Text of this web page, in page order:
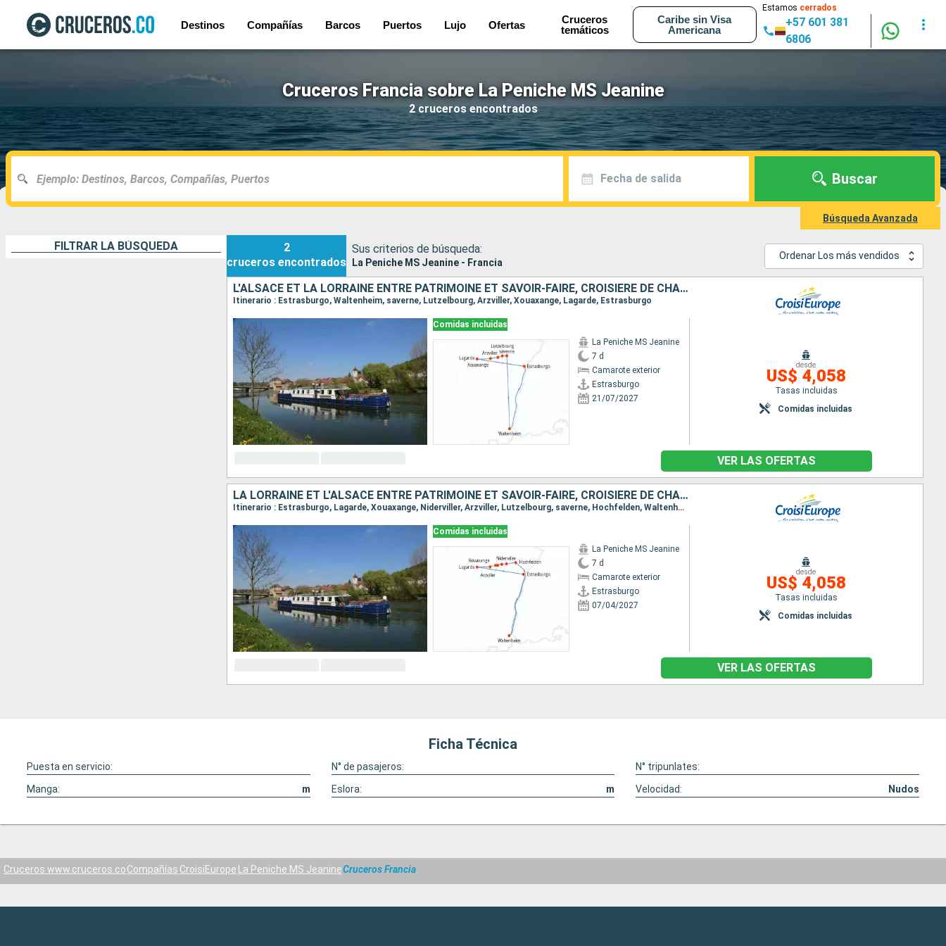
Destinos Compañías Barcos Puertos Lujo Ofertas
Cruceros
temáticos
Caribe sin Visa
Americana
Estamos cerrados
+57 601 381
6806
Cruceros Francia sobre La Peniche MS Jeanine
2 cruceros encontrados
Fecha de salida Buscar
Búsqueda Avanzada
FILTRAR LA BÚSQUEDA
2
cruceros encontrados
Sus criterios de búsqueda:
La Peniche MS Jeanine - Francia
Ordenar Los más vendidos
L'ALSACE ET LA LORRAINE ENTRE PATRIMOINE ET SAVOIR-FAIRE, CROISIÈRE DE CHARME SUR LE CANAL DE LA MARNE AU RHIN (FORMULE PORT-PORT)
Itinerario : Estrasburgo, Waltenheim, saverne, Lutzelbourg, Arzviller, Xouaxange, Lagarde, Estrasburgo
Comidas incluidas
La Peniche MS Jeanine
7 d
Camarote exterior
Estrasburgo
21/07/2027
desde
US$ 4,058
Tasas incluidas
Comidas incluidas
VER LAS OFERTAS
LA LORRAINE ET L'ALSACE ENTRE PATRIMOINE ET SAVOIR-FAIRE, CROISIÈRE DE CHARME SUR LE CANAL DE LA MARNE AU RHIN (FORMULE PORT-PORT)
Itinerario : Estrasburgo, Lagarde, Xouaxange, Niderviller, Arzviller, Lutzelbourg, saverne, Hochfelden, Waltenheim, Estrasburgo
Comidas incluidas
La Peniche MS Jeanine
7 d
Camarote exterior
Estrasburgo
07/04/2027
desde
US$ 4,058
Tasas incluidas
Comidas incluidas
VER LAS OFERTAS
Ficha Técnica
Puesta en servicio: N° de pasajeros:
N° tripunlates:
Manga:
m Eslora: m Velocidad: Nudos
Cruceros www.cruceros.coCompañías CroisiEurope La Peniche MS JeanineCruceros Francia